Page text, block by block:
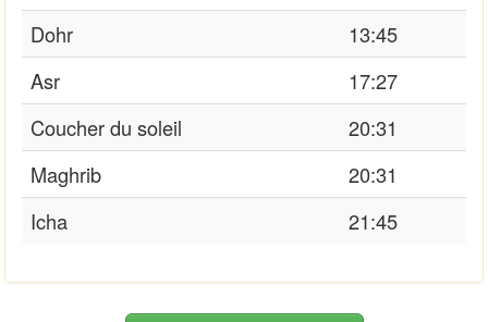
Dohr
13:45
Asr
17:27
Coucher du soleil
20:31
Maghrib
20:31
Icha
21:45